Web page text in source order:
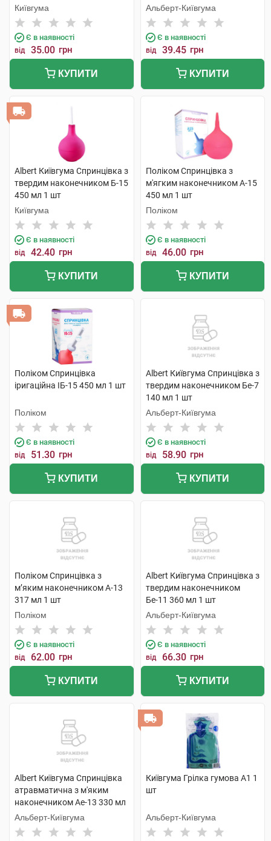
Київгума
Є в наявності
від 35.00 грн
КУПИТИ
Альберт-Київгума
Є в наявності
від 39.45 грн
КУПИТИ
Albert Київгума Спринцівка з
твердим наконечником Б-15
450 мл 1 шт
Київгума
Є в наявності
від 42.40 грн
КУПИТИ
Поліком Спринцівка з
м'ягким наконечником А-15
450 мл 1 шт
Поліком
Є в наявності
від 46.00 грн
КУПИТИ
Поліком Спринцівка
іригаційна ІБ-15 450 мл 1 шт
Поліком
Є в наявності
від 51.30 грн
КУПИТИ
Albert Київгума Спринцівка з
твердим наконечником Бе-7
140 мл 1 шт
Альберт-Київгума
Є в наявності
від 58.90 грн
КУПИТИ
Поліком Спринцівка з
м’яким наконечником А-13
317 мл 1 шт
Поліком
Є в наявності
від 62.00 грн
КУПИТИ
Albert Київгума Спринцівка з
твердим наконечником
Бе-11 360 мл 1 шт
Альберт-Київгума
Є в наявності
від 66.30 грн
КУПИТИ
Albert Київгума Спринцівка
атравматична з м'яким
наконечником Ае-13 330 мл
1 шт
Альберт-Київгума
Київгума Грілка гумова А1 1
шт
Альберт-Київгума